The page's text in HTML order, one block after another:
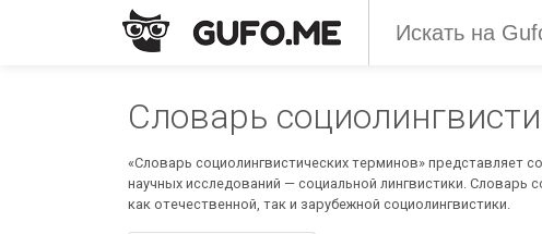
Словарь
«Словарь социолингвистических терминов» представляет
научных исследований — социальной лингвистики.
как отечественной, так и зарубежной социолингвистики.